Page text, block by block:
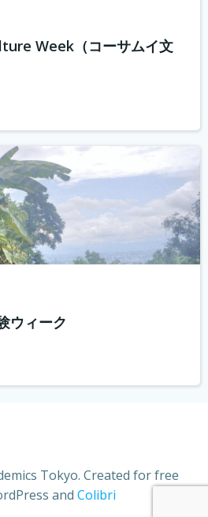
Week（コーサムイ文
ウィーク
Tokyo. Created for free
and Colibri